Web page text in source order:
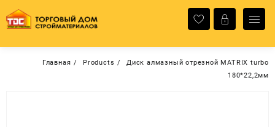
содержимому
Главная Products
Диск алмазный отрезной MATRIX turbo
180*22,2мм